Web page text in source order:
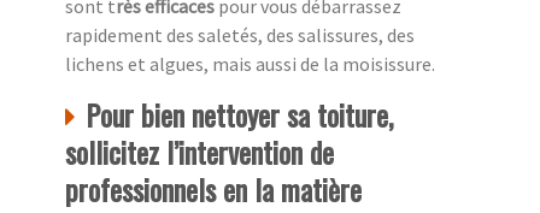
sont très efficaces pour vous débarrassez
rapidement des saletés, des salissures, des
lichens et algues, mais aussi de la moisissure.
Pour bien nettoyer sa toiture,
sollicitez l’intervention de
professionnels en la matière